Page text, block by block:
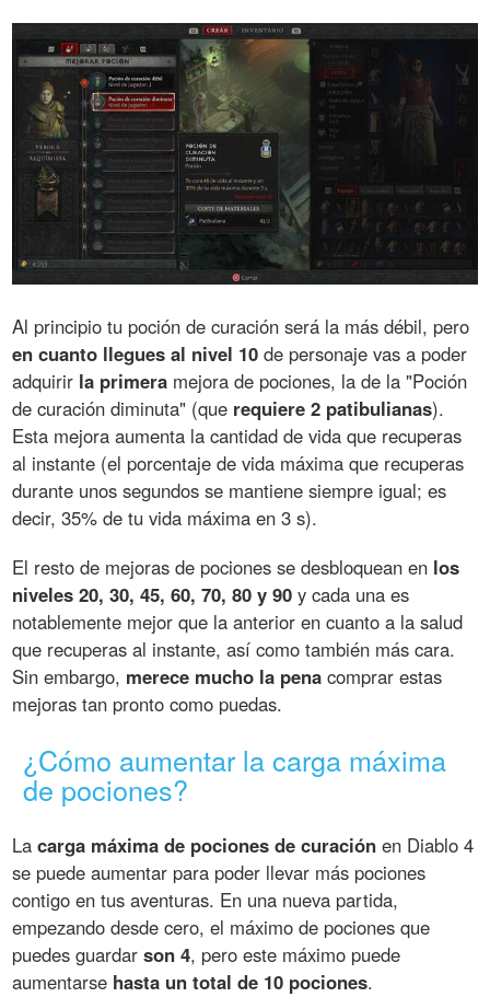
Al principio tu poción de curación será la más débil, pero
en cuanto llegues al nivel 10 de personaje vas a poder
adquirir la primera mejora de pociones, la de la "Poción
de curación diminuta" (que requiere 2 patibulianas).
Esta mejora aumenta la cantidad de vida que recuperas
al instante (el porcentaje de vida máxima que recuperas
durante unos segundos se mantiene siempre igual; es
decir, 35% de tu vida máxima en 3 s).
El resto de mejoras de pociones se desbloquean en los
niveles 20, 30, 45, 60, 70, 80 y 90 y cada una es
notablemente mejor que la anterior en cuanto a la salud
que recuperas al instante, así como también más cara.
Sin embargo, merece mucho la pena comprar estas
mejoras tan pronto como puedas.
¿Cómo aumentar la carga máxima
de pociones?
Lacarga máxima de pociones de curación en Diablo 4
se puede aumentar para poder llevar más pociones
contigo en tus aventuras. En una nueva partida,
empezando desde cero, el máximo de pociones que
puedes guardarson 4, pero este máximo puede
aumentarse hasta un total de 10 pociones.